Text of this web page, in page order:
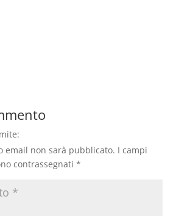
email non sarà pubblicato. I campi
contrassegnati *